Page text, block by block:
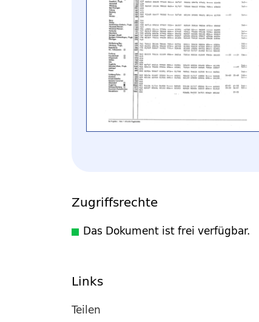
Zugriffsrechte
Das Dokument ist frei verfügbar.
Links
Teilen